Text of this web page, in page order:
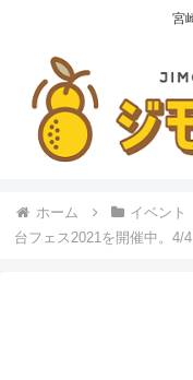
宮
ホーム イベント
台フェス2021を開催中。4/